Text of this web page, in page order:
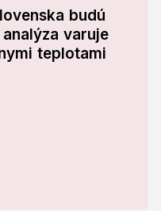
budú
varuje
teplotami